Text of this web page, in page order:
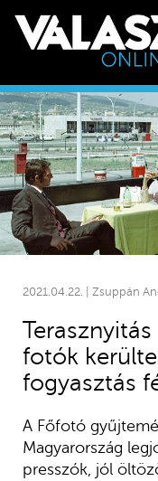
2021.04.22. | Zsuppán
fotók
fogyasztás
A Főfotó
Magyarország
presszók, jól